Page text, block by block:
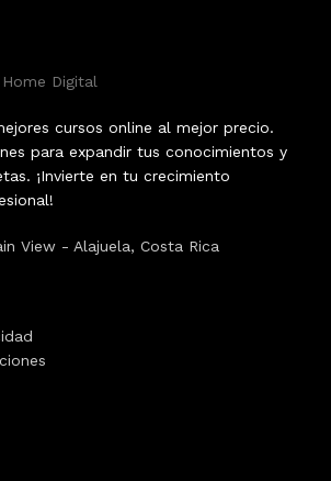
Digital
cursos online al mejor precio.
para expandir tus conocimientos y
¡Invierte en tu crecimiento
View - Alajuela, Costa Rica